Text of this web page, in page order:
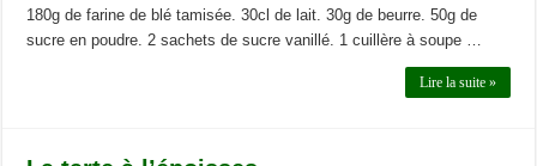
180g de farine de blé tamisée. 30cl de lait. 30g de beurre. 50g de
sucre en poudre. 2 sachets de sucre vanillé. 1 cuillère à soupe …
Lire la suite »